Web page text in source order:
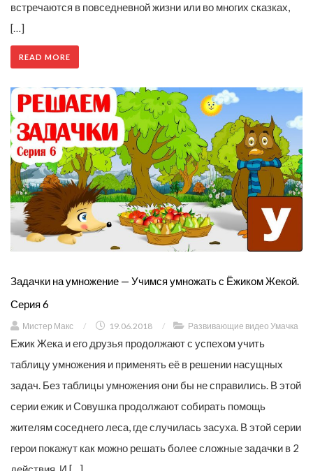
встречаются в повседневной жизни или во многих сказках,
[…]
READ MORE
Задачки на умножение — Учимся умножать с Ёжиком Жекой.
Серия 6
Мистер Макс / 19.06.2018 / Развивающие видео Умачка
Ежик Жека и его друзья продолжают с успехом учить
таблицу умножения и применять её в решении насущных
задач. Без таблицы умножения они бы не справились. В этой
серии ежик и Совушка продолжают собирать помощь
жителям соседнего леса, где случилась засуха. В этой серии
герои покажут как можно решать более сложные задачки в 2